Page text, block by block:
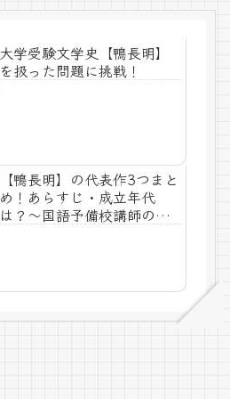
大学受験文学史【鴨長明】
を扱った問題に挑戦！
【鴨長明】の代表作3つまと
め！あらすじ・成立年代
は？～国語予備校講師の文